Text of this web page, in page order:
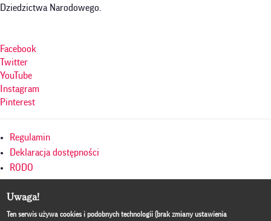
Dziedzictwa Narodowego.
Facebook
Twitter
YouTube
Instagram
Pinterest
Menu
w
stopce
Regulamin
Deklaracja dostępności
RODO
Mapa serwisu
Culture.pl
Uwaga!
Ten serwis używa cookies i podobnych technologii (brak zmiany ustawienia